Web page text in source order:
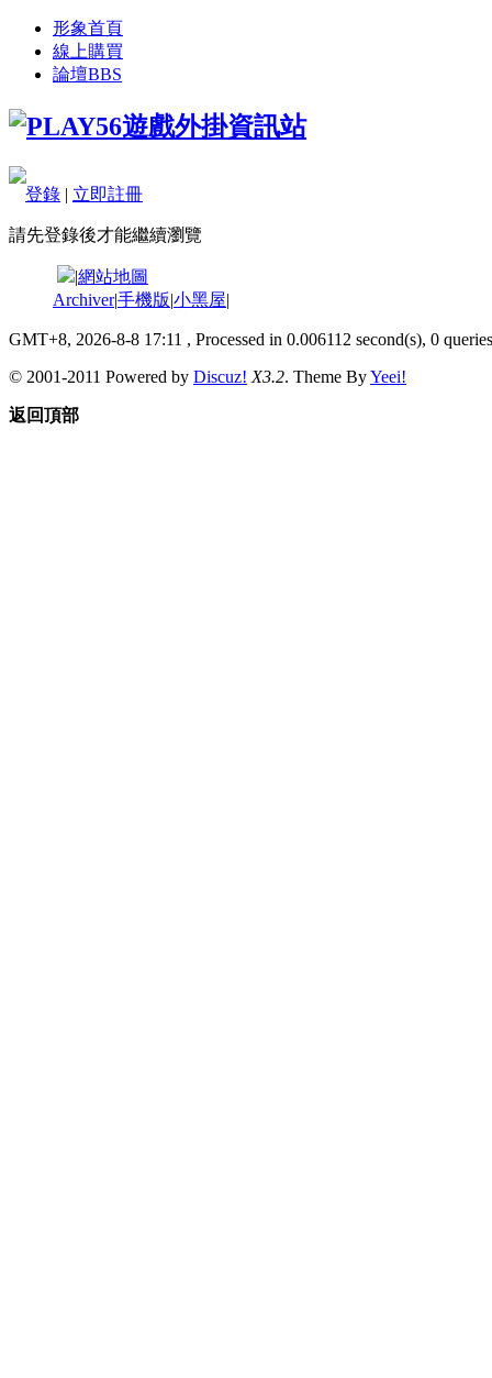
形象首頁
線上購買
論壇BBS
登錄 | 立即註冊
請先登錄後才能繼續瀏覽
|網站地圖
Archiver|手機版|小黑屋|
GMT+8, 2026-8-8 17:11 , Processed in 0.006112 second(s), 0
© 2001-2011 Powered by Discuz! X3.2. Theme ByYeei!
返回頂部